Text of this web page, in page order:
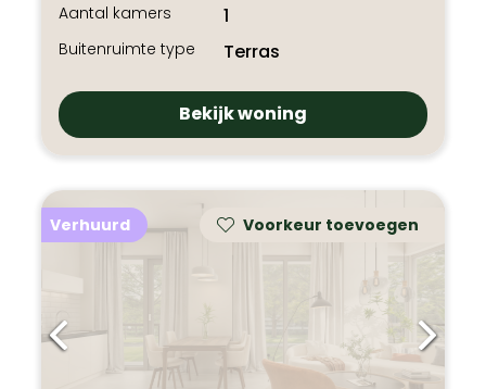
Aantal kamers 1
Buitenruimte type Terras
Bekijk woning
Voorkeur toevoegen
Verhuurd